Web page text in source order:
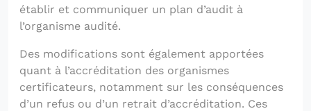
établir et communiquer un plan d’audit à
l’organisme audité.
Des modifications sont également apportées
quant à l’accréditation des organismes
certificateurs, notamment sur les conséquences
d’un refus ou d’un retrait d’accréditation. Ces